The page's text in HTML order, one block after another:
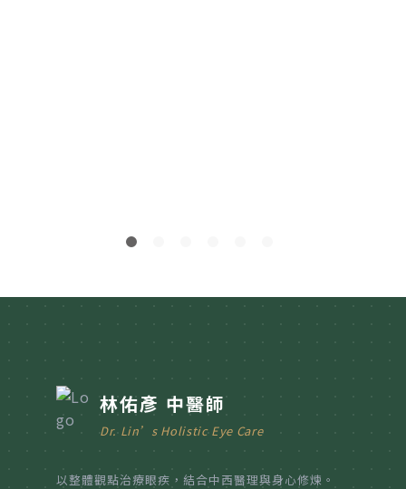
林佑彥 中醫師
Dr. Lin’s Holistic Eye Care
以整體觀點治療眼疾，結合中西醫理與身心修煉。